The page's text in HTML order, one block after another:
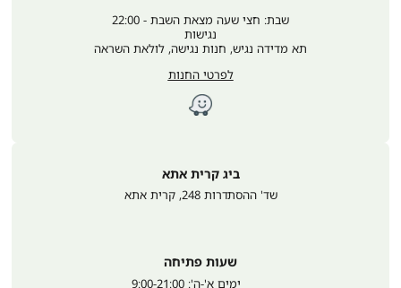
שבת: חצי שעה מצאת השבת - 22:00
נגישות
תא מדידה נגיש, חנות נגישה, לולאת השראה
לפרטי החנות
ביג קרית אתא
שד' ההסתדרות 248 , קרית אתא
שעות פתיחה